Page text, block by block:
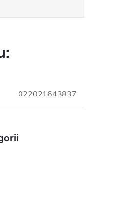
022021643837